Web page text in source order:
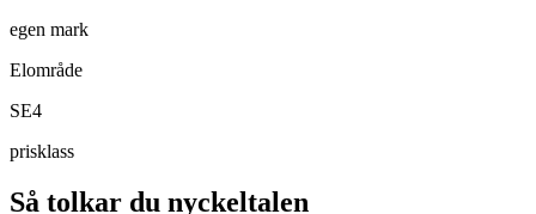
egen mark
Elområde
SE4
prisklass
Så tolkar du nyckeltalen